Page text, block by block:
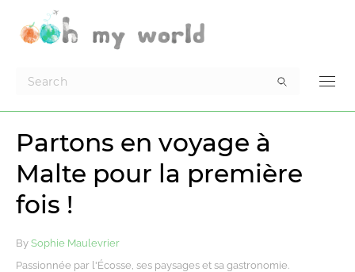
Partons en voyage à
Malte pour la première
fois !
By Sophie Maulevrier
Passionnée par l'Écosse, ses paysages et sa gastronomie.